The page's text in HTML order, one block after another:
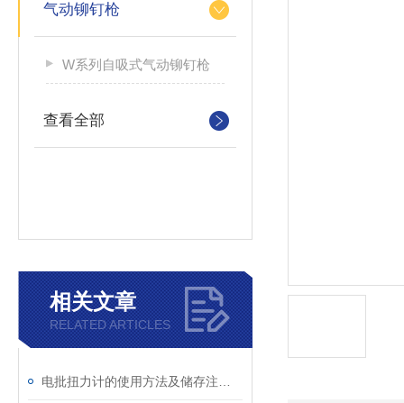
气动铆钉枪
W系列自吸式气动铆钉枪
查看全部
相关文章
RELATED ARTICLES